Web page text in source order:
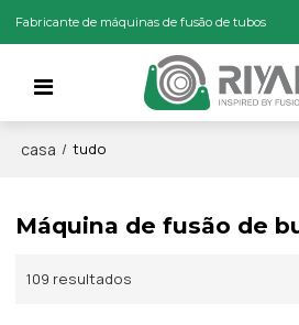
Fabricante de máquinas de fusão de tubos
casa / tudo
Máquina de fusão de
109 resultados